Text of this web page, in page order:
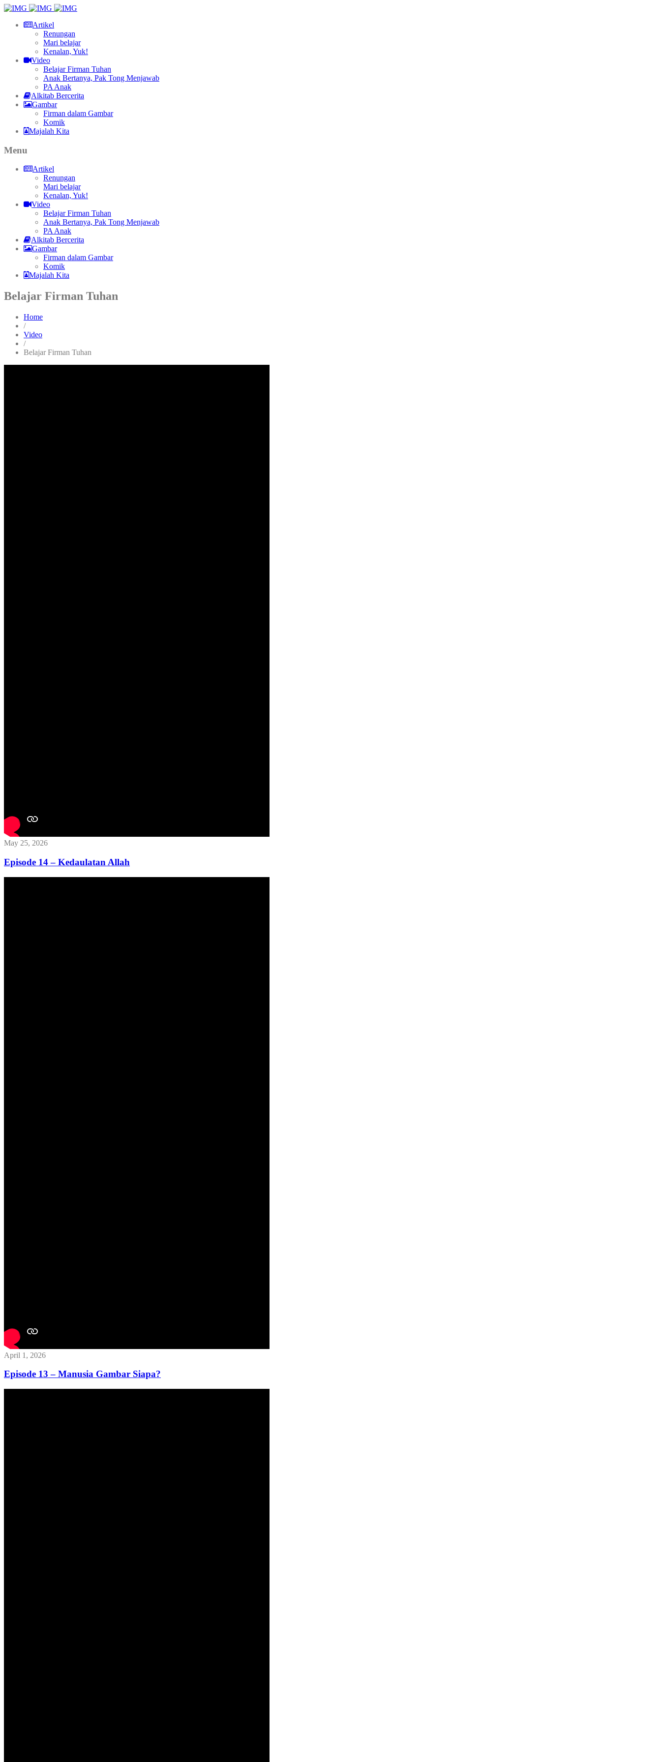
Artikel
Renungan
Mari belajar
Kenalan, Yuk!
Video
Belajar Firman Tuhan
Anak Bertanya, Pak Tong Menjawab
PA Anak
Alkitab Bercerita
Gambar
Firman dalam Gambar
Komik
Majalah Kita
Menu
Artikel
Renungan
Mari belajar
Kenalan, Yuk!
Video
Belajar Firman Tuhan
Anak Bertanya, Pak Tong Menjawab
PA Anak
Alkitab Bercerita
Gambar
Firman dalam Gambar
Komik
Majalah Kita
Belajar Firman Tuhan
Home
/
Video
/
Belajar Firman Tuhan
May 25, 2026
Episode 14 – Kedaulatan Allah
April 1, 2026
Episode 13 – Manusia Gambar Siapa?